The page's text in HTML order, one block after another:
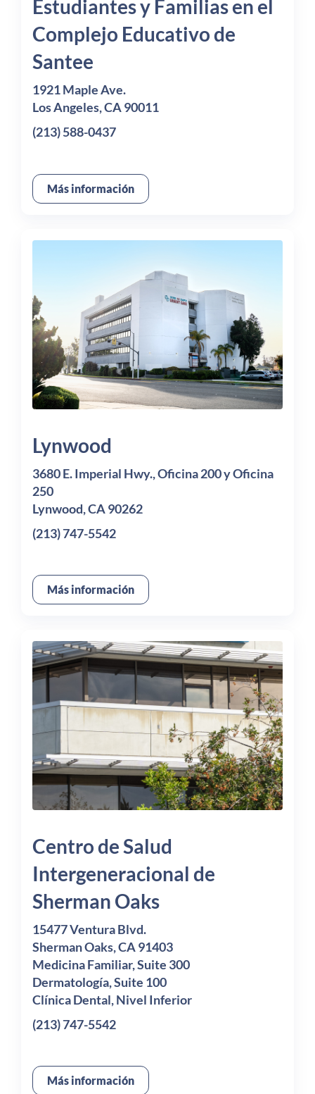
Estudiantes y Familias en el
Complejo Educativo de
Santee
1921 Maple Ave.
Los Angeles, CA 90011
(213) 588-0437
Más información
Lynwood
3680 E. Imperial Hwy., Oficina 200 y Oficina
250
Lynwood, CA 90262
(213) 747-5542
Más información
Centro de Salud
Intergeneracional de
Sherman Oaks
15477 Ventura Blvd.
Sherman Oaks, CA 91403
Medicina Familiar, Suite 300
Dermatología, Suite 100
Clínica Dental, Nivel Inferior
(213) 747-5542
Más información